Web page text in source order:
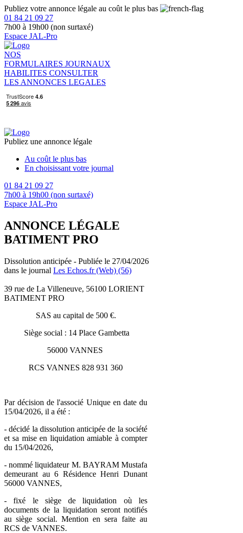
Publiez votre annonce légale au coût le plus bas
01 84 21 09 27
7h00 à 19h00 (non surtaxé)
Espace JAL-Pro
NOS
FORMULAIRES JOURNAUX
HABILITES CONSULTER
LES ANNONCES LEGALES
Publiez une annonce légale
Au coût le plus bas
En choisissant votre journal
01 84 21 09 27
7h00 à 19h00 (non surtaxé)
Espace JAL-Pro
ANNONCE LÉGALE
BATIMENT PRO
Dissolution anticipée - Publiée le 27/04/2026
dans le journal Les Echos.fr (Web) (56)
39 rue de La Villeneuve, 56100 LORIENT
BATIMENT PRO
SAS au capital de 500 €.
Siège social : 14 Place Gambetta
56000 VANNES
RCS VANNES 828 931 360
Par décision de l'associé Unique en date du
15/04/2026, il a été :
- décidé la dissolution anticipée de la société
et sa mise en liquidation amiable à compter
du 15/04/2026,
- nommé liquidateur M. BAYRAM Mustafa
demeurant au 6 Résidence Henri Dunant
56000 VANNES,
- fixé le siège de liquidation où les
documents de la liquidation seront notifiés
au siège social. Mention en sera faite au
RCS de VANNES.